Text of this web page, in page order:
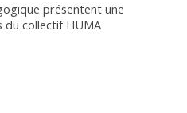
présentent une
collectif HUMA